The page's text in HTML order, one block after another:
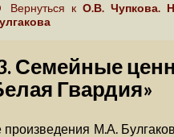
Вернуться к О.В. Чупкова.
Семейные
Гвардия»
произведения М.А.